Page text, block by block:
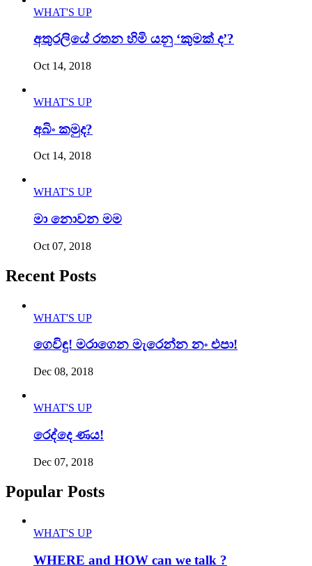
WHAT'S UP
අතුරලියේ රතන හිමි යනු ‘කුමක් ද’?
Oct 14, 2018
WHAT'S UP
අබිං කමුද?
Oct 14, 2018
WHAT'S UP
මා නොවන මම
Oct 07, 2018
Recent Posts
WHAT'S UP
ගෙවිඳු! මරාගෙන මැරෙන්න නං එපා!
Dec 08, 2018
WHAT'S UP
රෙද්දෙ ණය!
Dec 07, 2018
Popular Posts
WHAT'S UP
WHERE and HOW can we talk ?